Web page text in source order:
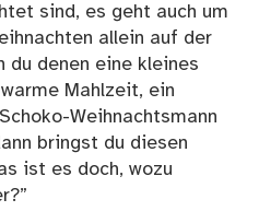
sind, es geht auch um
allein auf der
du denen eine kleines
Mahlzeit, ein
Weihnachtsmann
bringst du diesen
ist es doch, wozu